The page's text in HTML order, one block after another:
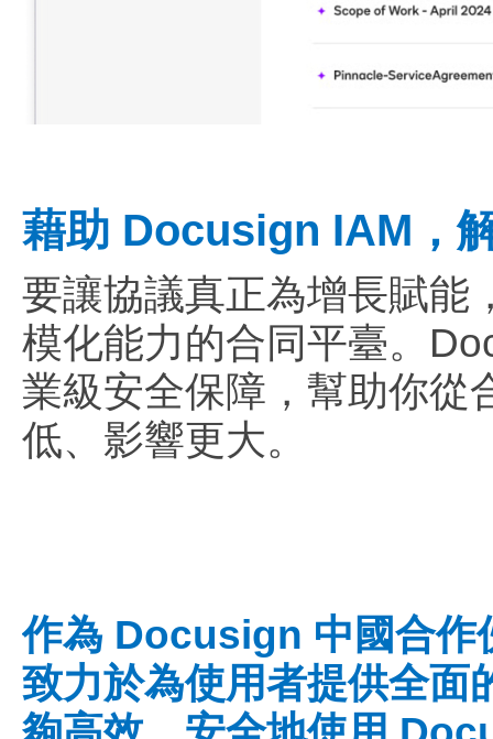
藉助 Docusign IAM，
要讓協議真正為增長賦能
模化能力的合同平臺。
業級安全保障，幫助你
低、影響更大。
作為 Docusign 中國合作
致力於為使用者提供全面